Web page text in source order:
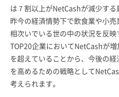
は７割以上がNetCashが減少する
昨今の経済情勢下で飲食業や小
相次いでいる世の中の状況を反映
TOP20企業においてNetCashが
を超えていることから、今後の
を高めるための戦略として
考えられます。